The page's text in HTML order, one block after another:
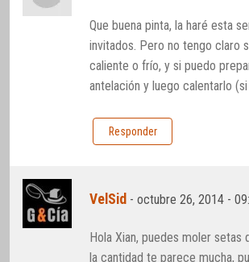
Que buena pinta, la haré esta
invitados. Pero no tengo claro
caliente o frío, y si puedo
antelación y luego calentarlo
Responder
VelSid -octubre 26, 2014 -
Hola Xian, puedes moler setas
la cantidad te parece mucha,